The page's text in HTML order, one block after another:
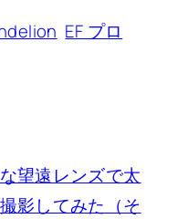
EF プロ
望遠レンズで太
影してみた（そ